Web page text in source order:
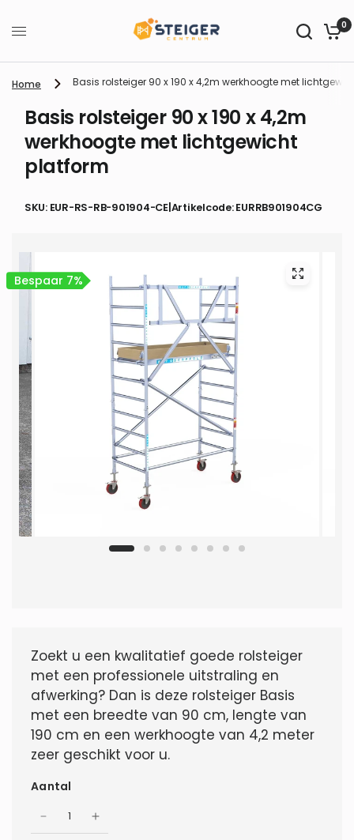
0
Home Basis rolsteiger 90 x 190 x 4,2m werkhoogte met
Basis rolsteiger 90 x 190 x 4,2m
werkhoogte met lichtgewicht
platform
SKU: EUR-RS-RB-901904-CE| Artikelcode: EURRB901904CG
Bespaar 7%
Zoekt u een kwalitatief goede rolsteiger
met een professionele uitstraling en
afwerking? Dan is deze rolsteiger Basis
met een breedte van 90 cm, lengte van
190 cm en een werkhoogte van 4,2 meter
zeer geschikt voor u.
Aantal